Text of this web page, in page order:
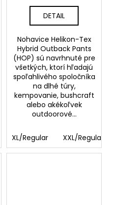
DETAIL
Nohavice Helikon-Tex
Hybrid Outback Pants
(HOP) sú navrhnuté pre
všetkých, ktorí hľadajú
spoľahlivého spoločníka
na dlhé túry,
kempovanie, bushcraft
alebo akékoľvek
outdoorové...
XL/Regular XXL/Regular